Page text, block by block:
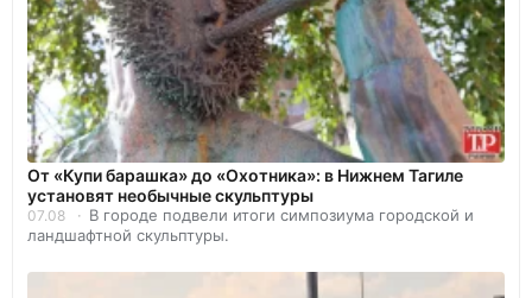
От «Купи барашка» до «Охотника»: в Нижнем Тагиле
установят необычные скульптуры
07.08
В городе подвели итоги симпозиума городской и
ландшафтной скульптуры.